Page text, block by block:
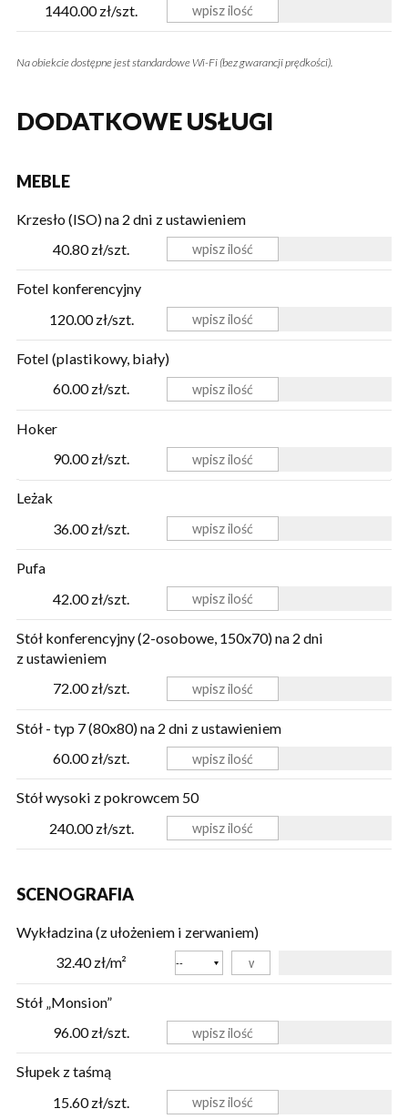
1440.00 zł/szt.
Na obiekcie dostępne jest standardowe Wi-Fi (bez gwarancji prędkości).
DODATKOWE USŁUGI
MEBLE
Krzesło (ISO) na 2 dni z ustawieniem
40.80 zł/szt.
Fotel konferencyjny
120.00 zł/szt.
Fotel (plastikowy, biały)
60.00 zł/szt.
Hoker
90.00 zł/szt.
Leżak
36.00 zł/szt.
Pufa
42.00 zł/szt.
Stół konferencyjny (2-osobowe, 150x70) na 2 dni
z ustawieniem
72.00 zł/szt.
Stół - typ 7 (80x80) na 2 dni z ustawieniem
60.00 zł/szt.
Stół wysoki z pokrowcem 50
240.00 zł/szt.
SCENOGRAFIA
Wykładzina (z ułożeniem i zerwaniem)
32.40 zł/m²
Kolor
Stół „Monsion”
96.00 zł/szt.
Słupek z taśmą
15.60 zł/szt.